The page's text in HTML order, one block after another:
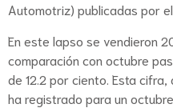
Automotriz) publicadas por
En este lapso se vendieron
comparación con octubre
de 12.2 por ciento. Esta
ha registrado para un